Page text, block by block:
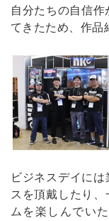
自分たちの自信
てきたため、作品
ビジネスデイに
スを頂戴したり
ムを楽しんでい